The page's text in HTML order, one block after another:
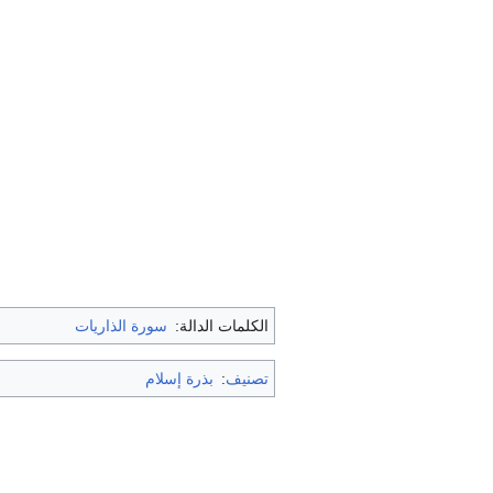
الكلمات الدالة: سورة الذاريات
تصنيف: بذرة إسلام